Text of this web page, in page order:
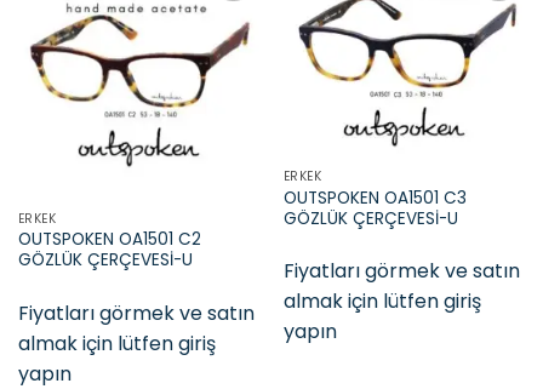
Add to
wishlist
ERKEK
OUTSPOKEN OA1501 C2
GÖZLÜK ÇERÇEVESİ-U
Fiyatları görmek ve satın
almak için lütfen giriş
yapın
Add to
wishlist
ERKEK
OUTSPOKEN OA1501 C3
GÖZLÜK ÇERÇEVESİ-U
Fiyatları görmek ve satın
almak için lütfen giriş
yapın